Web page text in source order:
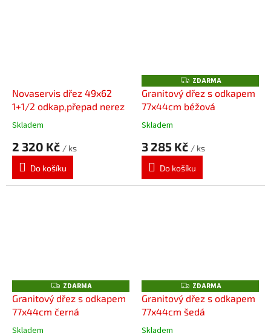
Novaservis dřez 49x62
1+1/2 odkap,přepad nerez
Skladem
2 320 Kč / ks
Do košíku
Z
D
A
R
ZDARMA
Granitový dřez s odkapem
77x44cm béžová
Skladem
3 285 Kč / ks
Do košíku
Z
D
A
R
ZDARMA
Granitový dřez s odkapem
77x44cm černá
Skladem
Z
D
A
R
ZDARMA
Granitový dřez s odkapem
77x44cm šedá
Skladem